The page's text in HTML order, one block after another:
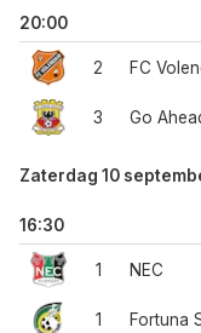
20:00
2
3
FC
Go
Zaterdag 10
16:30
1
1
NEC
Fortuna